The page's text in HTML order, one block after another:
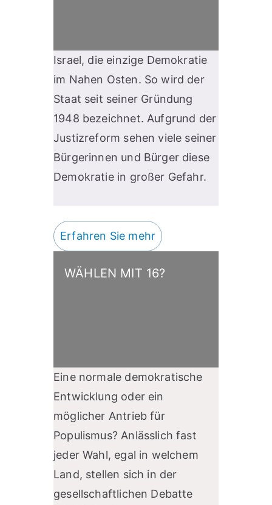
Israel, die einzige Demokratie
im Nahen Osten. So wird der
Staat seit seiner Gründung
1948 bezeichnet. Aufgrund der
Justizreform sehen viele seiner
Bürgerinnen und Bürger diese
Demokratie in großer Gefahr.
Erfahren Sie mehr
WÄHLEN MIT 16?
Eine normale demokratische
Entwicklung oder ein
möglicher Antrieb für
Populismus? Anlässlich fast
jeder Wahl, egal in welchem
Land, stellen sich in der
gesellschaftlichen Debatte